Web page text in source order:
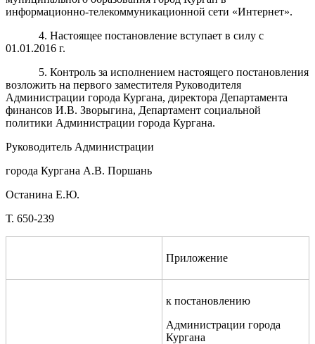
информационно-телекоммуникационной сети «Интернет».
4. Настоящее постановление вступает в силу с
01.01.2016 г.
5. Контроль за исполнением настоящего постановления
возложить на первого заместителя Руководителя
Администрации города Кургана, директора Департамента
финансов И.В. Зворыгина, Департамент социальной
политики Администрации города Кургана.
Руководитель Администрации
города Кургана А.В. Поршань
Останина Е.Ю.
Т. 650-239
Приложение
к постановлению
Администрации города
Кургана